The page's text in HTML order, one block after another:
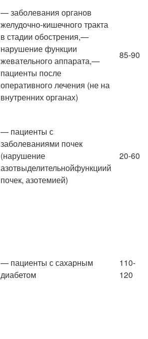
— заболевания органов
желудочно-кишечного тракта
в стадии обострения,—
нарушение функции
жевательного аппарата,—
пациенты после
оперативного лечения (не на
внутренних органах)
85-90
— пациенты с
заболеваниями почек
(нарушение
азотвыделительнойфункциий
почек, азотемией)
20-60
— пациенты с сахарным
диабетом
110-
120